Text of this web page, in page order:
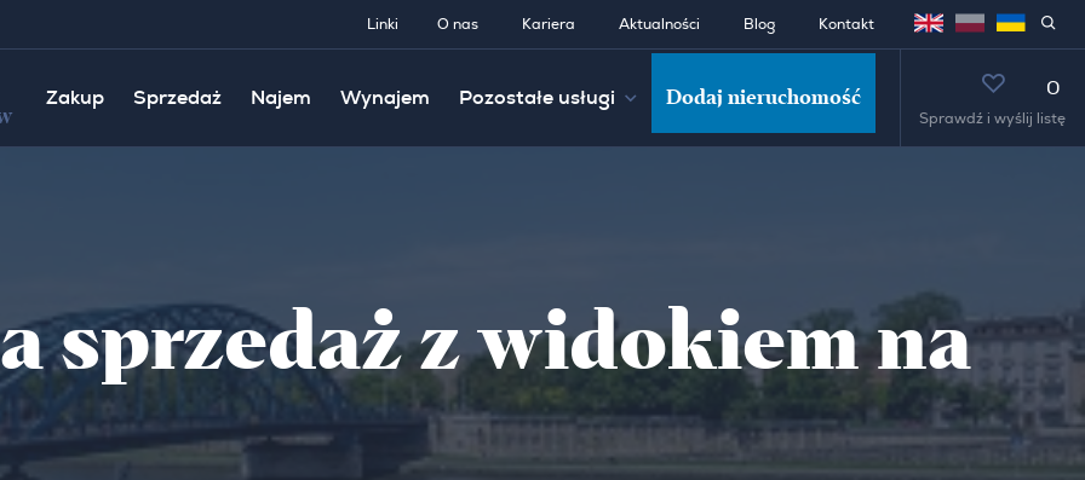
Linki O nas Kariera Aktualności Blog Kontakt
Zakup Sprzedaż Najem Wynajem Pozostałe usługi Dodaj nieruchomość 0
Sprawdź i wyślij listę
sprzedaż z widokiem na